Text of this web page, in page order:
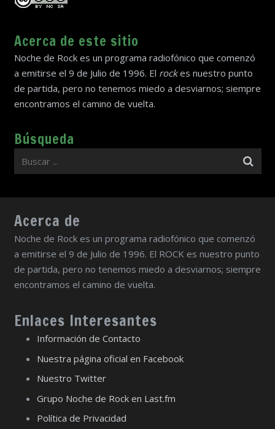
Acerca de este sitio
Noche de Rock es un programa radiofónico que comenzó
a emitirse el 9 de Julio de 1996. El rockes nuestro punto
de partida, pero no tenemos miedo a desviarnos; siempre
encontramos el camino de vuelta.
Búsqueda
Acerca de
Noche de Rock es un programa radiofónico que comenzó
a emitirse el 9 de Julio de 1996. El ROCK es nuestro punto
de partida, pero no tenemos miedo a desviarnos; siempre
encontramos el camino de vuelta.
Enlaces Interesantes
Información de Contacto
Nuestra página oficial en Facebook
Nuestro Twitter
Grupo Noche de Rock en Last.fm
Política de Privacidad